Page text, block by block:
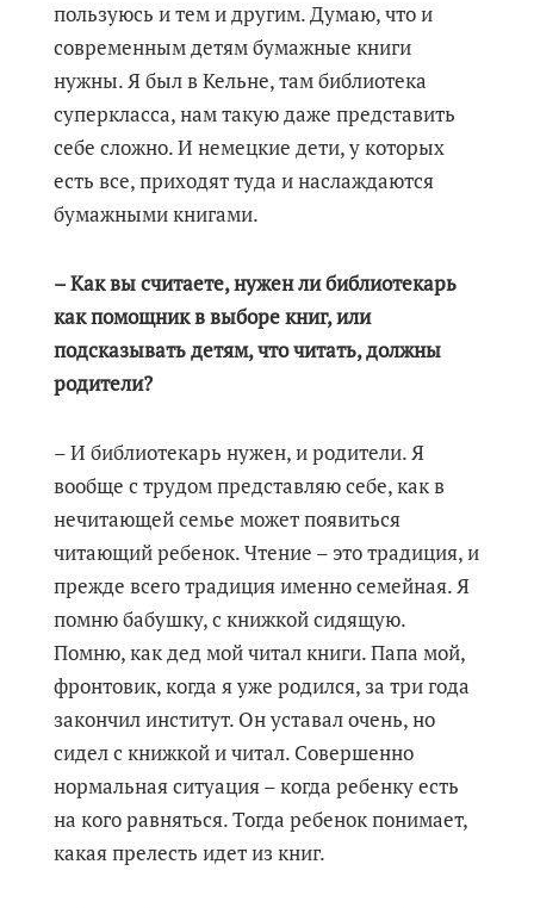
пользуюсь и тем и другим. Думаю, что и
современным детям бумажные книги
нужны. Я был в Кельне, там библиотека
суперкласса, нам такую даже представить
себе сложно. И немецкие дети, у которых
есть все, приходят туда и наслаждаются
бумажными книгами.
– Как вы считаете, нужен ли библиотекарь
как помощник в выборе книг, или
подсказывать детям, что читать, должны
родители?
– И библиотекарь нужен, и родители. Я
вообще с трудом представляю себе, как в
нечитающей семье может появиться
читающий ребенок. Чтение – это традиция, и
прежде всего традиция именно семейная. Я
помню бабушку, с книжкой сидящую.
Помню, как дед мой читал книги. Папа мой,
фронтовик, когда я уже родился, за три года
закончил институт. Он уставал очень, но
сидел с книжкой и читал. Совершенно
нормальная ситуация – когда ребенку есть
на кого равняться. Тогда ребенок понимает,
какая прелесть идет из книг.